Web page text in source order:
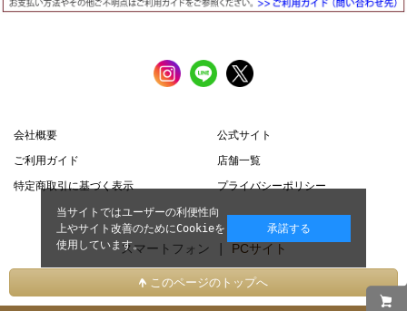
会社概要
公式サイト
ご利用ガイド
店舗一覧
特定商取引に基づく表示
プライバシーポリシー
スマートフォン | PCサイト
このページのトップへ
当サイトではユーザーの利便性向
上やサイト改善のためにCookieを
使用しています。
承諾する